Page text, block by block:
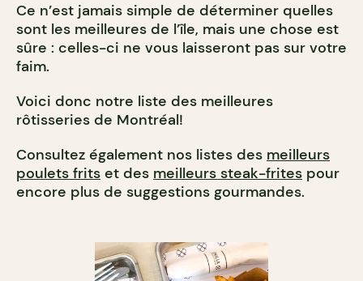
Ce n’est jamais simple de déterminer quelles
sont les meilleures de l’île, mais une chose est
sûre : celles-ci ne vous laisseront pas sur votre
faim.
Voici donc notre liste des meilleures
rôtisseries de Montréal!
Consultez également nos listes des meilleurs
poulets frits et des meilleurs steak-frites pour
encore plus de suggestions gourmandes.